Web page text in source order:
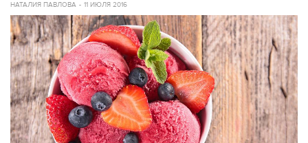
НАТАЛИЯ ПАВЛОВА 11 ИЮЛЯ 2016